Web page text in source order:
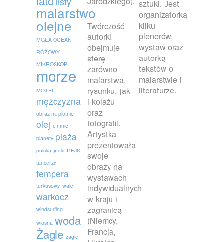
malarstwo
olejne
MGŁA OCEAN
RÓŻOWY
MIKROSKOP
morze
MOTYL
mężczyzna
obraz na plotnie
olej o mnie
planety plaża
polska ptaki REJS
tancerze
tempera
turkusowy walc
warkocz
windsurfing
wiosna woda
Żagle żagle
Twórczość
autorki
obejmuje
sferę
zarówno
malarstwa,
rysunku, jak
i kolażu
oraz
fotografii.
Artystka
prezentowała
swoje
obrazy na
wystawach
indywidualnych
w kraju i
zagranicą
(Niemcy,
Francja,
sztuki. Jest
organizatorką
kilku
plenerów,
wystaw oraz
autorką
tekstów o
malarstwie i
literaturze.